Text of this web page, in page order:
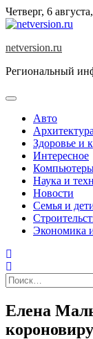
Skip
to
Четверг, 6
netversion.ru
Региональный
Авто
Здоровье и
Интересное
Наука и
Новости
Семья и
Экономика
Найти:
Елена